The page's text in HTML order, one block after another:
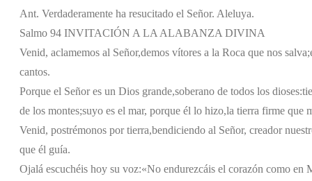
Ant. Verdaderamente ha resucitado el Señor. Aleluya.
Salmo 94 INVITACIÓN A LA ALABANZA DIVINA
Venid, aclamemos al Señor,demos vítores a la Roca que nos salva;
cantos.
Porque el Señor es un Dios grande,soberano de todos los dioses:
de los montes;suyo es el mar, porque él lo hizo,la tierra firme que
Venid, postrémonos por tierra,bendiciendo al Señor, creador
que él guía.
Ojalá escuchéis hoy su voz:«No endurezcáis el corazón como en